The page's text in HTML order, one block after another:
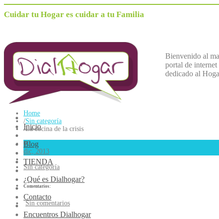
Cuidar tu Hogar es cuidar a tu Familia
Bienvenido al
portal de internet
dedicado al H
Inicio
Blog
TIENDA
¿Qué es Dialhogar?
Contacto
Encuentros Dialhogar
Home
/Sin categoría
/La cocina de la crisis
05
dic, 2013
Sin categoría
Comentarios:
Sin comentarios